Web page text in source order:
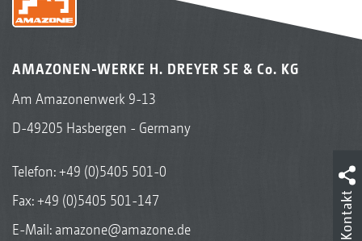
AMAZONEN-WERKE H. DREYER SE & Co. KG
Am Amazonenwerk 9-13
D-49205 Hasbergen - Germany
Telefon:+49 (0)5405 501-0
Fax: +49 (0)5405 501-147
E-Mail: amazone@amazone.de Kontakt